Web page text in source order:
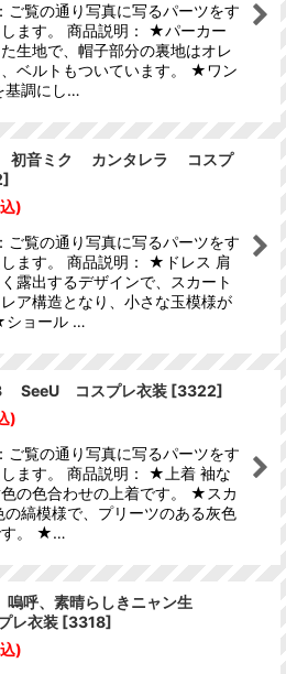
ご覧の通り写真に写るパーツをす
ます。 商品説明： ★パーカー
生地で、帽子部分の裏地はオレ
ベルトもついています。 ★ワン
基調にし…
初音ミク カンタレラ コスプ
]
)
ご覧の通り写真に写るパーツをす
ます。 商品説明： ★ドレス 肩
露出するデザインで、スカート
ア構造となり、小さな玉模様が
ショール …
SeeU コスプレ衣装 [3322]
)
ご覧の通り写真に写るパーツをす
ます。 商品説明： ★上着 袖な
色の色合わせの上着です。 ★スカ
の縞模様で、プリーツのある灰色
す。 ★…
呼、素晴らしきニャン生
レ衣装 [3318]
)